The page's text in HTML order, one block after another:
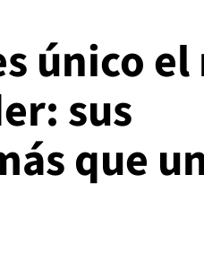
único
sus
que